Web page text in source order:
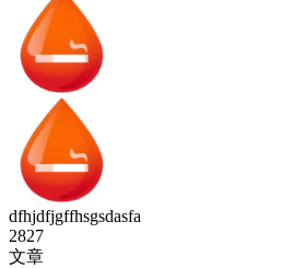
dfhjdfjgffhsgsdasfa
2827
文章